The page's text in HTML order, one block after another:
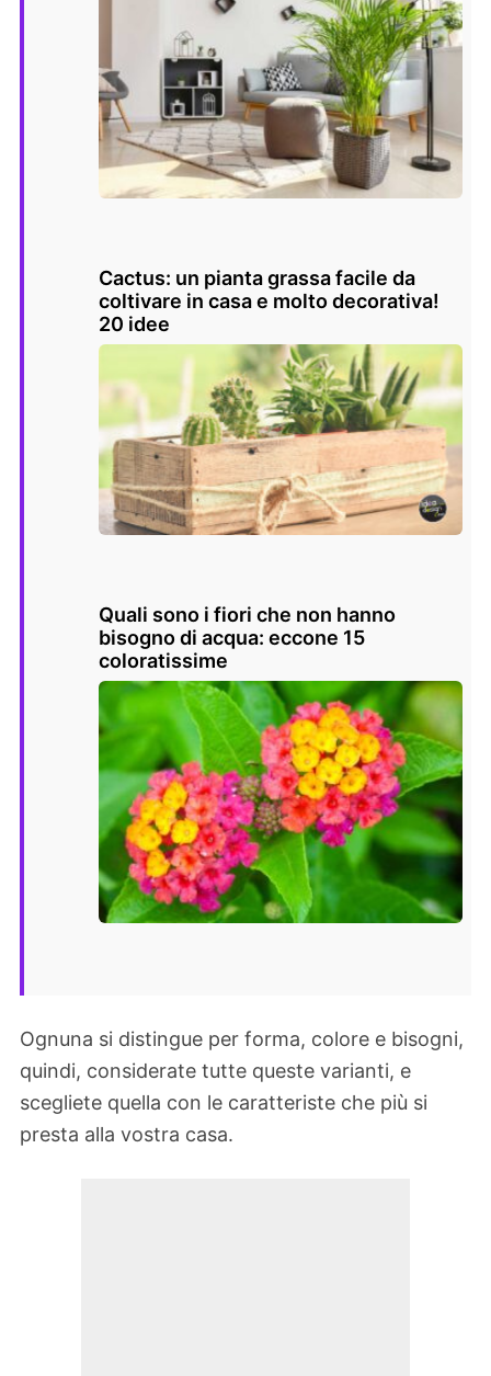
Cactus: un pianta grassa facile da
coltivare in casa e molto decorativa!
20 idee
Quali sono i fiori che non hanno
bisogno di acqua: eccone 15
coloratissime
Ognuna si distingue per forma, colore e bisogni,
quindi, considerate tutte queste varianti, e
scegliete quella con le caratteriste che più si
presta alla vostra casa.